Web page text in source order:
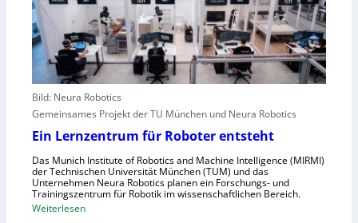
r
o
p
a
s
e
l
l
e
c
h
n
e
l
e
i
f
e
r
i
u
s
t
r
Bild: Neura Robotics
Gemeinsames Projekt der TU München und Neura Robotics
Ein Lernzentrum für Roboter entsteht
Das Munich Institute of Robotics and Machine Intelligence (MIRMI)
der Technischen Universität München (TUM) und das
Unternehmen Neura Robotics planen ein Forschungs- und
Trainingszentrum für Robotik im wissenschaftlichen Bereich.
Weiterlesen: